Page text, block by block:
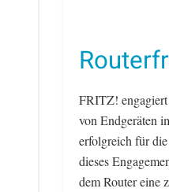
FRITZ!
von Endgeräten
erfolgreich für
dieses
dem Router eine